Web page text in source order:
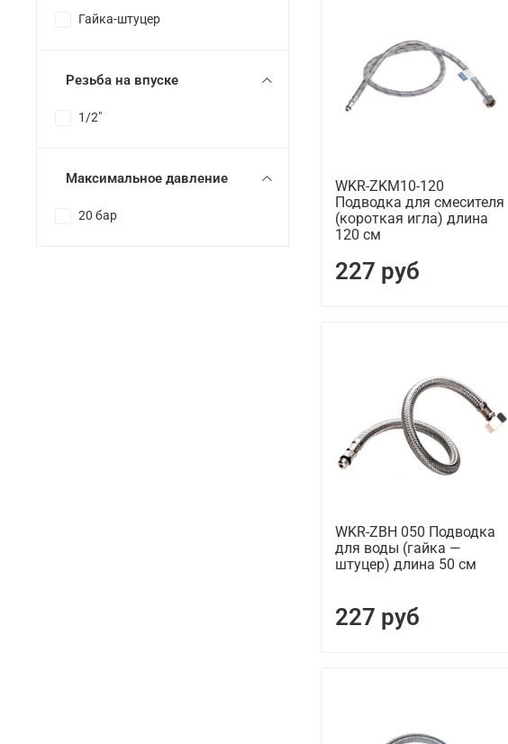
WKR-ZKM10-120
Подводка для смесителя
(короткая игла) длина
120 см
227 руб
WKR-ZBH 050 Подводка
для воды (гайка —
штуцер) длина 50 см
227 руб
Гайка-штуцер
Резьба на впуске
1/2"
Максимальное давление
20 бар